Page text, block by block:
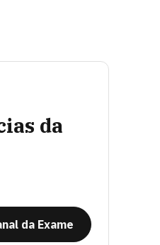
da
da Exame